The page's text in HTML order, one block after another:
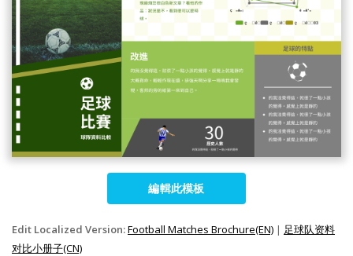
編輯此模板
Edit Localized Version:Football Matches Brochure(EN) | 足球队资料
对比小册子(CN)